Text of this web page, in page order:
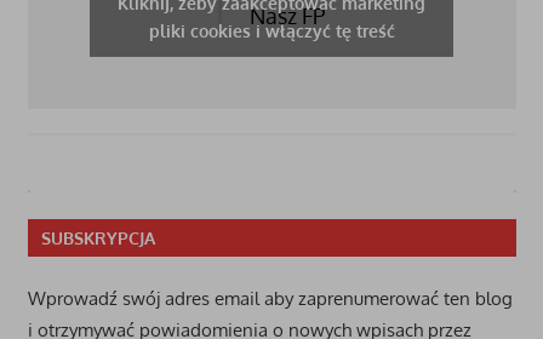
Nasz FP
pliki cookies i włączyć tę treść
SUBSKRYPCJA
Wprowadź swój adres email aby zaprenumerować ten blog
i otrzymywać powiadomienia o nowych wpisach przez